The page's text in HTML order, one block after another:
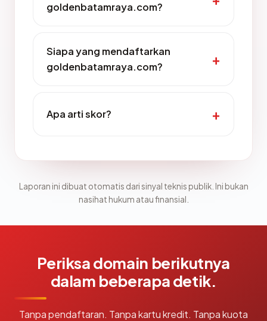
goldenbatamraya.com?
Siapa yang mendaftarkan
goldenbatamraya.com?
Apa arti skor?
Laporan ini dibuat otomatis dari sinyal teknis publik. Ini bukan
nasihat hukum atau finansial.
Periksa domain berikutnya
dalam beberapa detik.
Tanpa pendaftaran. Tanpa kartu kredit. Tanpa kuota